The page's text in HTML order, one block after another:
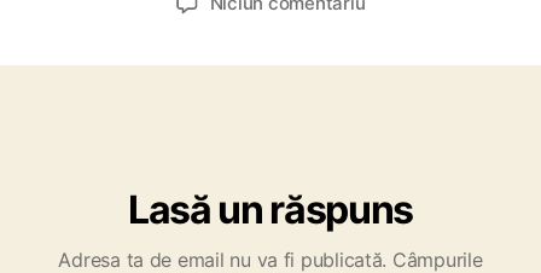
Lasă un răspuns
Adresa ta de email nu va fi publicată. Câmpurile